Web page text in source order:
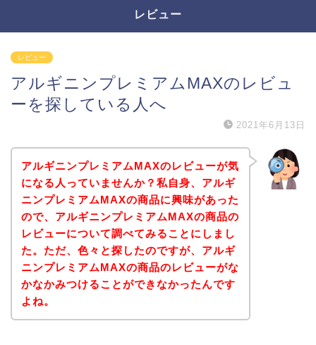
レビュー
レビュー
アルギニンプレミアムMAXのレビュ
ーを探している人へ
2021年6月13日
アルギニンプレミアムMAXのレビューが気
になる人っていませんか？私自身、アルギ
ニンプレミアムMAXの商品に興味があった
ので、アルギニンプレミアムMAXの商品の
レビューについて調べてみることにしまし
た。ただ、色々と探したのですが、アルギ
ニンプレミアムMAXの商品のレビューがな
かなかみつけることができなかったんです
よね。